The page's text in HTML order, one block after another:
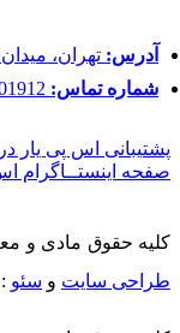
آدرس: تهران،
شماره تماس:
پشتیبانی اس پی یار
صفحه اینستــاگرام
کلیه حقوق مادی و
طراحی سایت و سئو :